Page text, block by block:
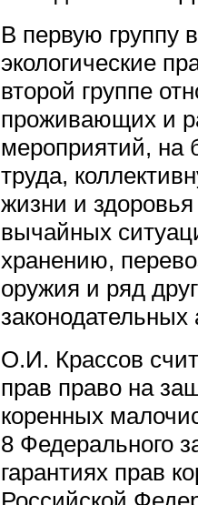
В первую группу
экологические
второй группе
проживающих и
мероприятий, на
труда,
жизни и
вычайных
хранению,
оружия и ряд
законодательных
О.И. Крассов
прав право на
коренных
8 Феде­рального
гарантиях прав